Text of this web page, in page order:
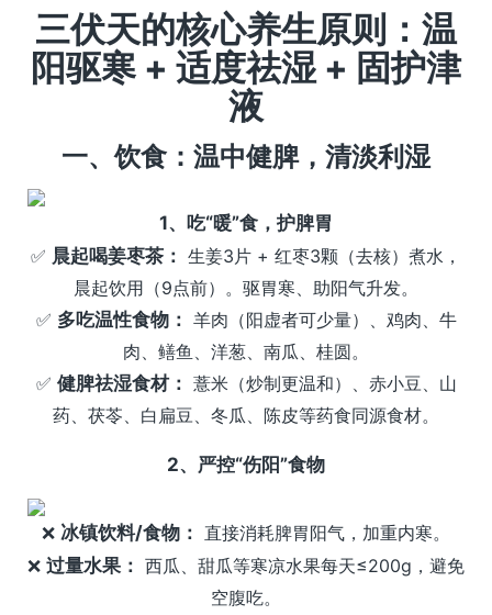
三伏天的核心养生原则：温
阳驱寒 + 适度祛湿 + 固护津
液
一、饮食：温中健脾，清淡利湿
1、吃“暖”食，护脾胃
✅ 晨起喝姜枣茶： 生姜3片 + 红枣3颗（去核）煮水，
晨起饮用（9点前）。驱胃寒、助阳气升发。
✅ 多吃温性食物： 羊肉（阳虚者可少量）、鸡肉、牛
肉、鳝鱼、洋葱、南瓜、桂圆。
✅ 健脾祛湿食材： 薏米（炒制更温和）、赤小豆、山
药、茯苓、白扁豆、冬瓜、陈皮等药食同源食材。
2、严控“伤阳”食物
❌ 冰镇饮料/食物： 直接消耗脾胃阳气，加重内寒。
❌ 过量水果： 西瓜、甜瓜等寒凉水果每天≤200g，避免
空腹吃。